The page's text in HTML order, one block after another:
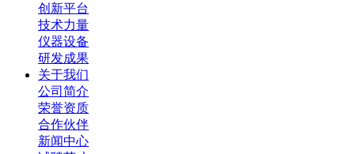
创新平台
技术力量
仪器设备
研发成果
关于我们
公司简介
荣誉资质
合作伙伴
新闻中心